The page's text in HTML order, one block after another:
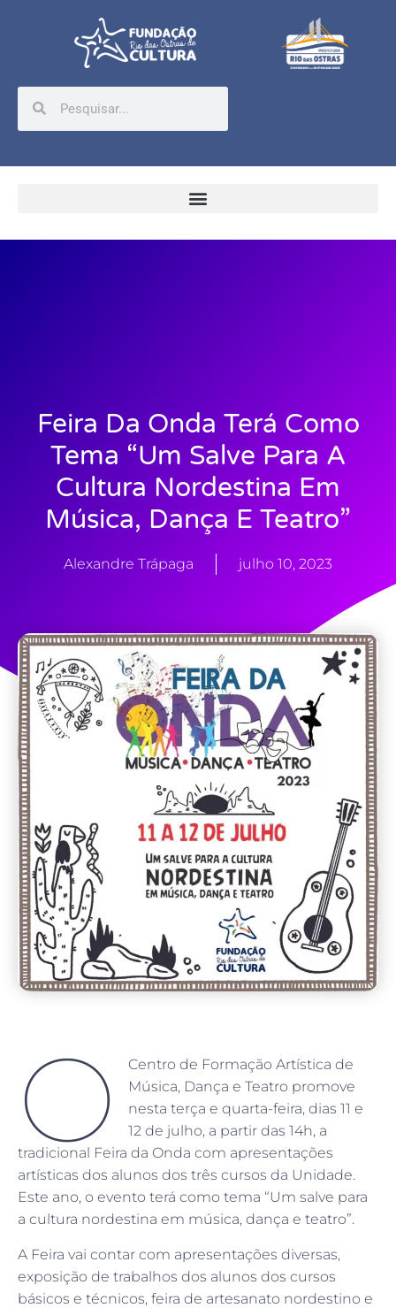
Feira Da Onda Terá Como
Tema “Um Salve Para A
Cultura Nordestina Em
Música, Dança E Teatro”
Alexandre Trápaga julho 10, 2023
O
Centro de Formação Artística de
Música, Dança e Teatro promove
nesta terça e quarta-feira, dias 11 e
12 de julho, a partir das 14h, a
tradicional Feira da Onda com apresentações
artísticas dos alunos dos três cursos da Unidade.
Este ano, o evento terá como tema “Um salve para
a cultura nordestina em música, dança e teatro”.
A Feira vai contar com apresentações diversas,
exposição de trabalhos dos alunos dos cursos
básicos e técnicos, feira de artesanato nordestino e